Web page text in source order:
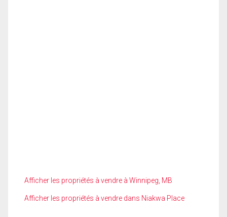
Afficher les propriétés à vendre à Winnipeg, MB
Afficher les propriétés à vendre dans Niakwa Place